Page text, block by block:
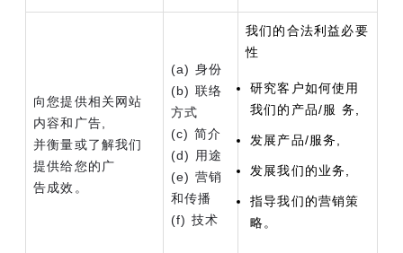
向您提供相关网站
内容和广告,
并衡量或了解我们
提供给您的广
告成效。
(a) 身份
(b) 联络
方式
(c) 简介
(d) 用途
(e) 营销
和传播
(f) 技术
我们的合法利益必要
性
研究客户如何使用
我们的产品/服 务,
发展产品/服务,
发展我们的业务,
指导我们的营销策
略。